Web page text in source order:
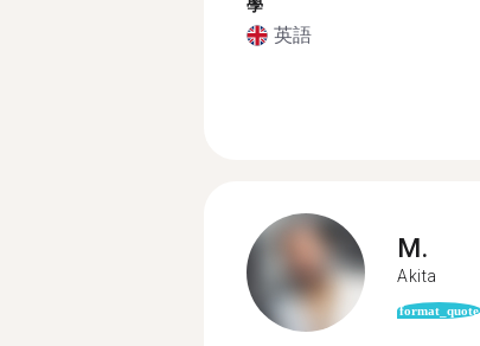
學
英語
M.
Akita
format_quote